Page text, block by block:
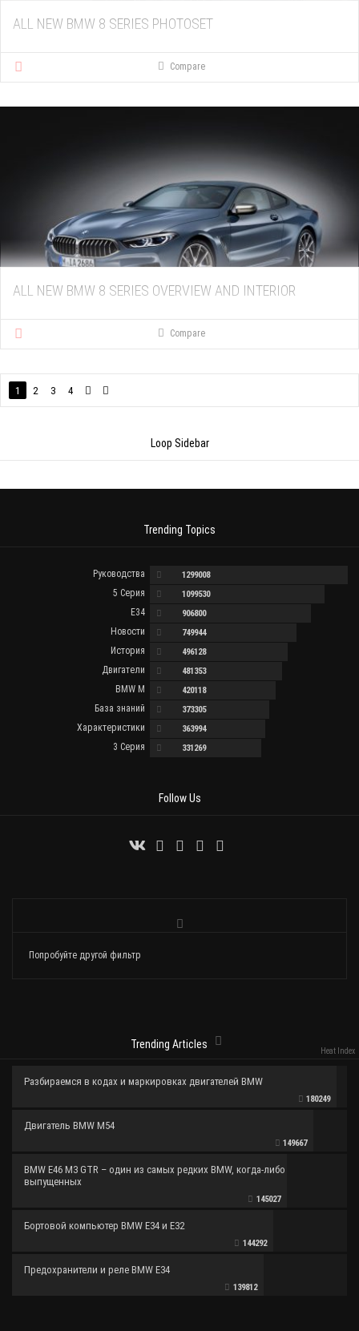
ALL NEW BMW 8 SERIES PHOTOSET
Compare
ALL NEW BMW 8 SERIES OVERVIEW AND INTERIOR
Compare
1 2 3 4
Loop Sidebar
Trending Topics
Руководства 1299008
5 Серия 1099530
E34 906800
Новости 749944
История 496128
Двигатели 481353
BMW M 420118
База знаний 373305
Характеристики 363994
3 Серия 331269
Follow Us
Попробуйте другой фильтр
Trending Articles
Heat Index
Разбираемся в кодах и маркировках двигателей BMW
180249
Двигатель BMW M54
149667
BMW E46 M3 GTR – один из самых редких BMW, когда-либо
выпущенных
145027
Бортовой компьютер BMW E34 и E32
144292
Предохранители и реле BMW E34
139812